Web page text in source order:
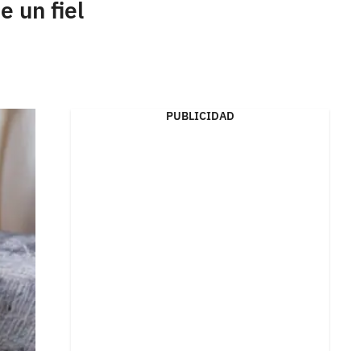
un fiel
PUBLICIDAD